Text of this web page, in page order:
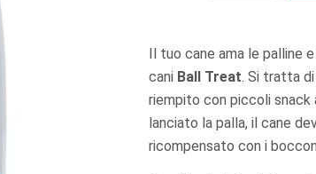
Il tuo cane ama le palline
cani Ball Treat. Si tratta
riempito con piccoli snack
lanciato la palla, il cane
ricompensato con i